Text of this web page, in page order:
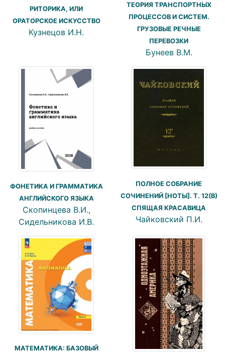
РИТОРИКА, ИЛИ
ОРАТОРСКОЕ ИСКУССТВО
Кузнецов И.Н.
ТЕОРИЯ ТРАНСПОРТНЫХ
ПРОЦЕССОВ И СИСТЕМ.
ГРУЗОВЫЕ РЕЧНЫЕ
ПЕРЕВОЗКИ
Бунеев В.М.
ФОНЕТИКА И ГРАММАТИКА
АНГЛИЙСКОГО ЯЗЫКА
Скопинцева В.И.,
Сидельникова И.В.
ПОЛНОЕ СОБРАНИЕ
СОЧИНЕНИЙ [НОТЫ]. Т. 12(В)
СПЯЩАЯ КРАСАВИЦА
Чайковский П.И.
МАТЕМАТИКА: БАЗОВЫЙ